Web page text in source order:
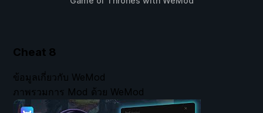
Cheat 8
ข้อมูลเกี่ยวกับ WeMod
ภาพรวมการ Mod ด้วย WeMod